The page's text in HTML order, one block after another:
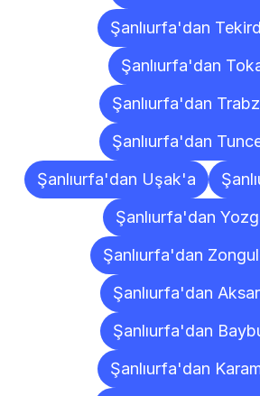
Şanlıurfa'dan
Şanlıurfa'dan
Şanlıurfa'dan
Şanlıurfa'dan
Şanlıurfa'dan Uşak'a
Şanlıurfa'dan
Şanlıurfa'dan
Şanlıurfa'dan
Şanlıurfa'dan
Şanlıurfa'dan